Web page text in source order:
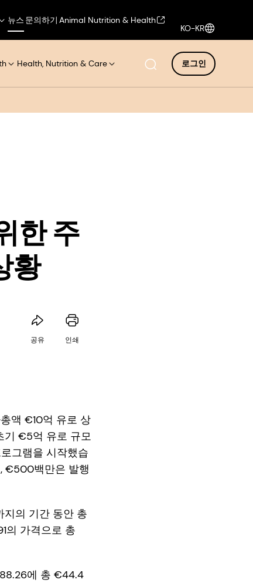
뉴스 문의하기 Animal Nutrition & Health
KO-KR
Health, Nutrition & Care 로그인
한 주
황
공유 인쇄
액 €10억 유로 상
기 €5억 유로 규모
그램을 시작했습
€500백만은 발행
의 기간 동안 총
의 가격으로 총
에 총 €44.4